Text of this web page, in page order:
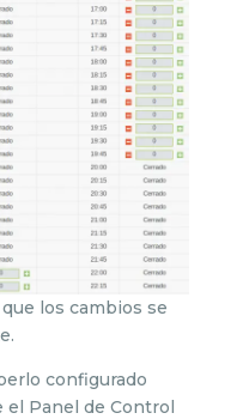
los cambios se
configurado
el Panel de Control